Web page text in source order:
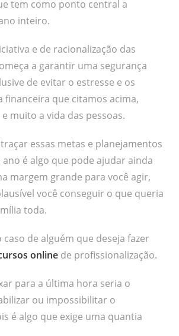
tem como ponto central a
inteiro.
e de racionalização das
a garantir uma segurança
de evitar o estresse e os
financeira que citamos acima,
muito a vida das pessoas.
essas metas e planejamentos
é algo que pode ajudar ainda
margem grande para você agir,
você conseguir o que queria
toda.
de alguém que deseja fazer
online de profissionalização.
para a última hora seria o
ou impossibilitar o
é algo que exige uma quantia